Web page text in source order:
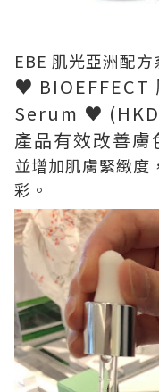
EBE 肌光亞洲配
♥ BIOEFFECT
Serum ♥
產品有效改善膚
並增加肌膚緊緻度
彩。